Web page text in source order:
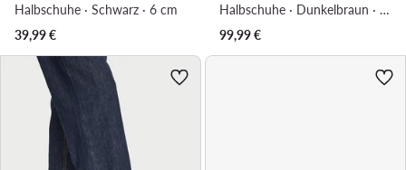
Halbschuhe · Schwarz · 6 cm
39,99€
Halbschuhe · Dunkelbraun · 5 cm
99,99€